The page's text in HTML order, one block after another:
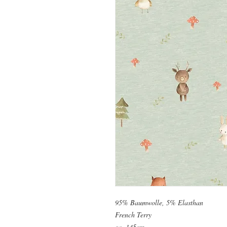
95% Baumwolle, 5% Elasthan
French Terry